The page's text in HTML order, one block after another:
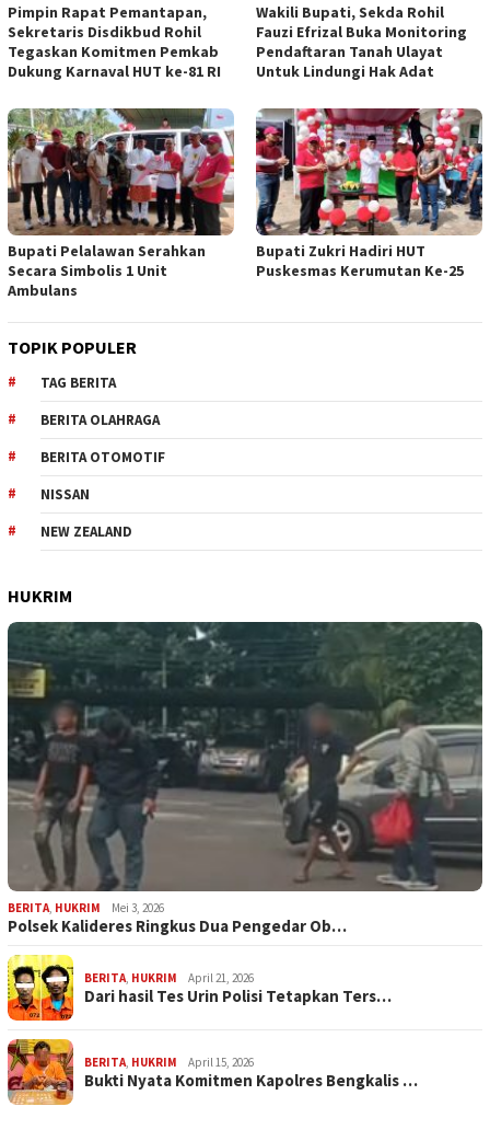
Pimpin Rapat Pemantapan,
Sekretaris Disdikbud Rohil
Tegaskan Komitmen Pemkab
Dukung Karnaval HUT ke-81 RI
Wakili Bupati, Sekda Rohil
Fauzi Efrizal Buka Monitoring
Pendaftaran Tanah Ulayat
Untuk Lindungi Hak Adat
Bupati Pelalawan Serahkan
Secara Simbolis 1 Unit
Ambulans
Bupati Zukri Hadiri HUT
Puskesmas Kerumutan Ke-25
TOPIK POPULER
TAG BERITA
BERITA OLAHRAGA
BERITA OTOMOTIF
NISSAN
NEW ZEALAND
HUKRIM
BERITA HUKRIM Mei 3, 2026
Polsek Kalideres Ringkus Dua Pengedar Ob…
BERITA HUKRIM April 21, 2026
Dari hasil Tes Urin Polisi Tetapkan Ters…
BERITA HUKRIM April 15, 2026
Bukti Nyata Komitmen Kapolres Bengkalis …